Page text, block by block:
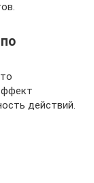
действий.